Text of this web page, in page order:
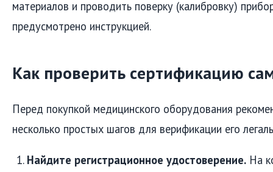
материалов и проводить поверку (калибровку)
предусмотрено инструкцией.
Как проверить сертификацию
Перед покупкой медицинского оборудования
несколько простых шагов для верификации его
Найдите регистрационное удостоверение. На